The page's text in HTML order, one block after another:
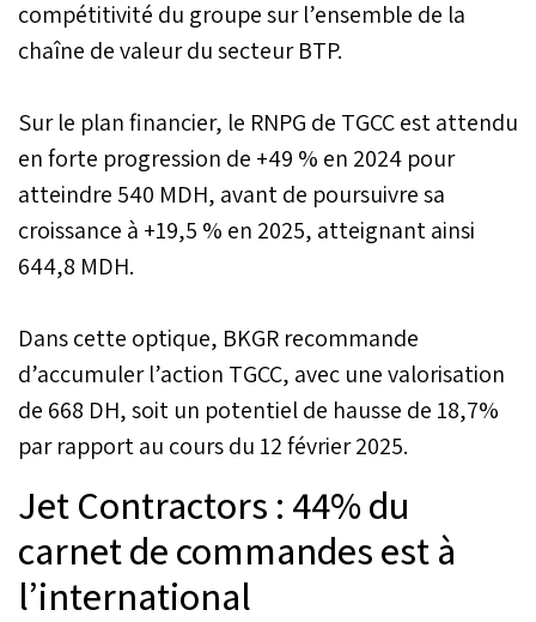
compétitivité du groupe sur l’ensemble de la
chaîne de valeur du secteur BTP.
Sur le plan financier, le RNPG de TGCC est attendu
en forte progression de +49 % en 2024 pour
atteindre 540 MDH, avant de poursuivre sa
croissance à +19,5 % en 2025, atteignant ainsi
644,8 MDH.
Dans cette optique, BKGR recommande
d’accumuler l’action TGCC, avec une valorisation
de 668 DH, soit un potentiel de hausse de 18,7%
par rapport au cours du 12 février 2025.
Jet Contractors : 44% du
carnet de commandes est à
l’international